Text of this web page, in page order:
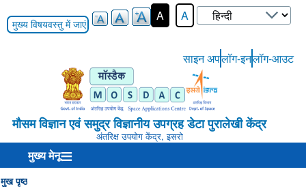
मुख्य विषयवस्तु में जाएं
A A
Select
your
User-
Login-
Menu
साइन अपलॉग-इनलॉग-आउट
मौसम विज्ञान एवं समुद्र विज्ञानीय उपग्रह डेटा पुरालेखी केंद्र
अंतरिक्ष उपयोग केंद्र, इसरो
मुख्य मेनू
मुख पृष्ठ